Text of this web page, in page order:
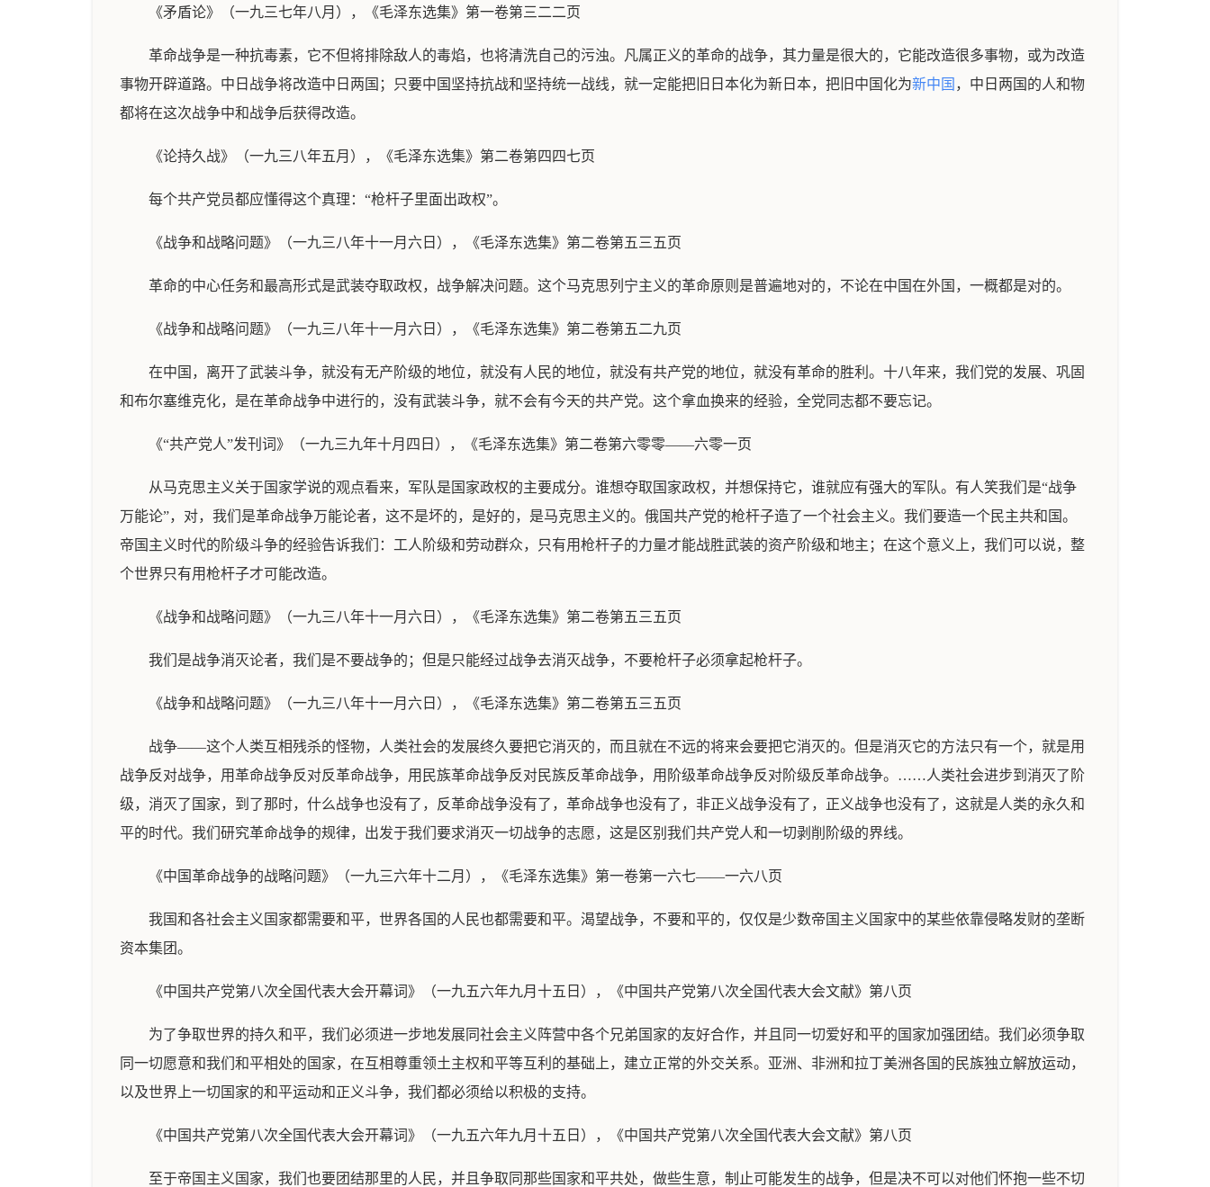
《矛盾论》（一九三七年八月），《毛泽东选集》第一卷第三二二页
革命战争是一种抗毒素，它不但将排除敌人的毒焰，也将清洗自己的污浊。凡属正义的革命的战争，其力量是很大的，它能改造很多事物，或为改造
事物开辟道路。中日战争将改造中日两国；只要中国坚持抗战和坚持统一战线，就一定能把旧日本化为新日本，把旧中国化为新中国 ，中日两国的人和物
都将在这次战争中和战争后获得改造。
《论持久战》（一九三八年五月），《毛泽东选集》第二卷第四四七页
每个共产党员都应懂得这个真理：“枪杆子里面出政权”。
《战争和战略问题》（一九三八年十一月六日），《毛泽东选集》第二卷第五三五页
革命的中心任务和最高形式是武装夺取政权，战争解决问题。这个马克思列宁主义的革命原则是普遍地对的，不论在中国在外国，一概都是对的。
《战争和战略问题》（一九三八年十一月六日），《毛泽东选集》第二卷第五二九页
在中国，离开了武装斗争，就没有无产阶级的地位，就没有人民的地位，就没有共产党的地位，就没有革命的胜利。十八年来，我们党的发展、巩固
和布尔塞维克化，是在革命战争中进行的，没有武装斗争，就不会有今天的共产党。这个拿血换来的经验，全党同志都不要忘记。
《“共产党人”发刊词》（一九三九年十月四日），《毛泽东选集》第二卷第六零零——六零一页
从马克思主义关于国家学说的观点看来，军队是国家政权的主要成分。谁想夺取国家政权，并想保持它，谁就应有强大的军队。有人笑我们是“战争
万能论”，对，我们是革命战争万能论者，这不是坏的，是好的，是马克思主义的。俄国共产党的枪杆子造了一个社会主义。我们要造一个民主共和国。
帝国主义时代的阶级斗争的经验告诉我们：工人阶级和劳动群众，只有用枪杆子的力量才能战胜武装的资产阶级和地主；在这个意义上，我们可以说，整
个世界只有用枪杆子才可能改造。
《战争和战略问题》（一九三八年十一月六日），《毛泽东选集》第二卷第五三五页
我们是战争消灭论者，我们是不要战争的；但是只能经过战争去消灭战争，不要枪杆子必须拿起枪杆子。
《战争和战略问题》（一九三八年十一月六日），《毛泽东选集》第二卷第五三五页
战争——这个人类互相残杀的怪物，人类社会的发展终久要把它消灭的，而且就在不远的将来会要把它消灭的。但是消灭它的方法只有一个，就是用
战争反对战争，用革命战争反对反革命战争，用民族革命战争反对民族反革命战争，用阶级革命战争反对阶级反革命战争。……人类社会进步到消灭了阶
级，消灭了国家，到了那时，什么战争也没有了，反革命战争没有了，革命战争也没有了，非正义战争没有了，正义战争也没有了，这就是人类的永久和
平的时代。我们研究革命战争的规律，出发于我们要求消灭一切战争的志愿，这是区别我们共产党人和一切剥削阶级的界线。
《中国革命战争的战略问题》（一九三六年十二月），《毛泽东选集》第一卷第一六七——一六八页
我国和各社会主义国家都需要和平，世界各国的人民也都需要和平。渴望战争，不要和平的，仅仅是少数帝国主义国家中的某些依靠侵略发财的垄断
资本集团。
《中国共产党第八次全国代表大会开幕词》（一九五六年九月十五日），《中国共产党第八次全国代表大会文献》第八页
为了争取世界的持久和平，我们必须进一步地发展同社会主义阵营中各个兄弟国家的友好合作，并且同一切爱好和平的国家加强团结。我们必须争取
同一切愿意和我们和平相处的国家，在互相尊重领土主权和平等互利的基础上，建立正常的外交关系。亚洲、非洲和拉丁美洲各国的民族独立解放运动，
以及世界上一切国家的和平运动和正义斗争，我们都必须给以积极的支持。
《中国共产党第八次全国代表大会开幕词》（一九五六年九月十五日），《中国共产党第八次全国代表大会文献》第八页
至于帝国主义国家，我们也要团结那里的人民，并且争取同那些国家和平共处，做些生意，制止可能发生的战争，但是决不可以对他们怀抱一些不切